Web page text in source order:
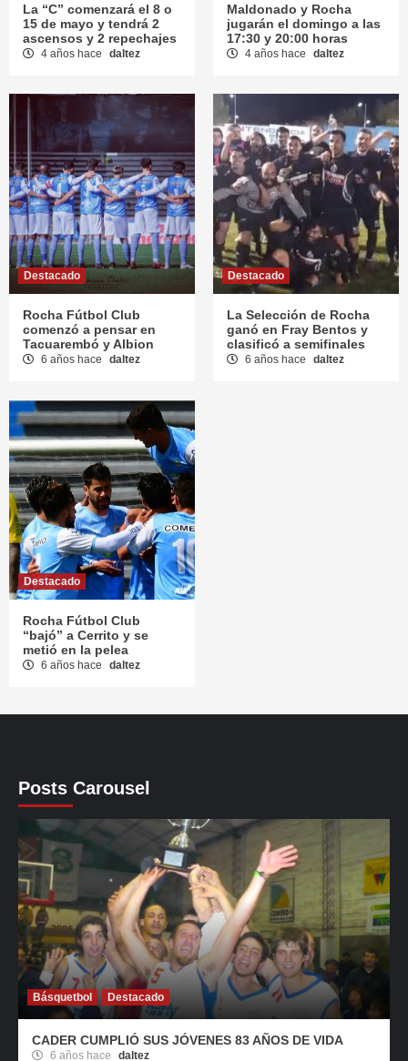
La “C” comenzará el 8 o
15 de mayo y tendrá 2
ascensos y 2 repechajes
4 años hace daltez
Maldonado y Rocha
jugarán el domingo a las
17:30 y 20:00 horas
4 años hace daltez
Destacado
Rocha Fútbol Club
comenzó a pensar en
Tacuarembó y Albion
6 años hace daltez
Destacado
La Selección de Rocha
ganó en Fray Bentos y
clasificó a semifinales
6 años hace daltez
Destacado
Rocha Fútbol Club
“bajó” a Cerrito y se
metió en la pelea
6 años hace daltez
Posts Carousel
Básquetbol Destacado
CADER CUMPLIÓ SUS JÓVENES 83 AÑOS DE VIDA
6 años hace daltez